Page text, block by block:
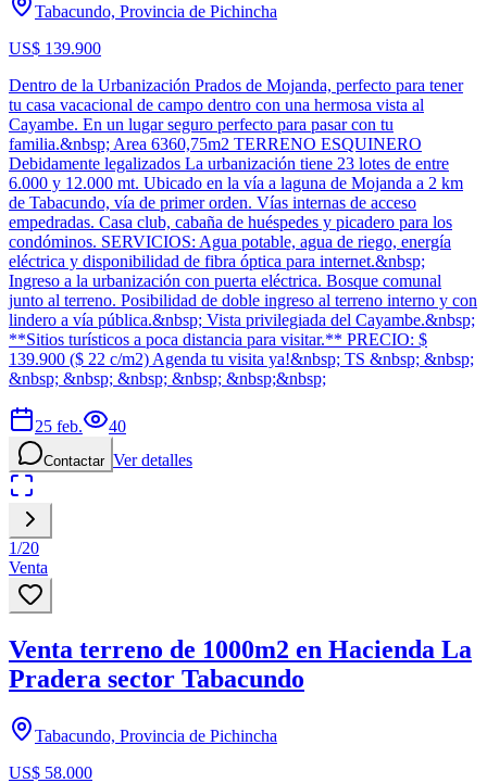
Tabacundo, Provincia de Pichincha
US$ 139.900
Dentro de la Urbanización Prados de Mojanda, perfecto para tener
tu casa vacacional de campo dentro con una hermosa vista al
Cayambe. En un lugar seguro perfecto para pasar con tu
familia.&nbsp; Area 6360,75m2 TERRENO ESQUINERO
Debidamente legalizados La urbanización tiene 23 lotes de entre
6.000 y 12.000 mt. Ubicado en la vía a laguna de Mojanda a 2 km
de Tabacundo, vía de primer orden. Vías internas de acceso
empedradas. Casa club, cabaña de huéspedes y picadero para los
condóminos. SERVICIOS: Agua potable, agua de riego, energía
eléctrica y disponibilidad de fibra óptica para internet.&nbsp;
Ingreso a la urbanización con puerta eléctrica. Bosque comunal
junto al terreno. Posibilidad de doble ingreso al terreno interno y con
lindero a vía pública.&nbsp; Vista privilegiada del Cayambe.&nbsp;
**Sitios turísticos a poca distancia para visitar.** PRECIO: $
139.900 ($ 22 c/m2) Agenda tu visita ya!&nbsp; TS &nbsp; &nbsp;
&nbsp; &nbsp; &nbsp; &nbsp; &nbsp;&nbsp;
25 feb. 40
Contactar Ver detalles
1/20
Venta
Venta terreno de 1000m2 en Hacienda La
Pradera sector Tabacundo
Tabacundo, Provincia de Pichincha
US$ 58.000